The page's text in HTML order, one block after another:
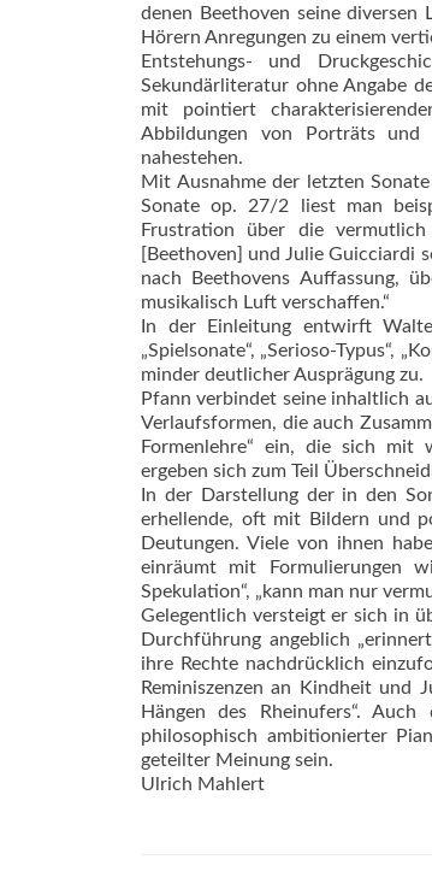
denen Beethoven seine
Hörern Anregungen zu einem
Entstehungs- und
Sekundärliteratur ohne Angabe
mit pointiert
Abbildungen von Porträts und
nahestehen.
Mit Ausnahme der letzten
Sonate op. 27/2 liest man
Frustration über die
[Beethoven] und Julie Guicciardi
nach Beethovens Auffassung,
musikalisch Luft verschaffen.“
In der Einleitung entwirft
„Spielsonate“, „Serioso-Typus“,
minder deutlicher Ausprägung zu.
Pfann verbindet seine inhaltlich
Verlaufsformen, die auch
Formenlehre“ ein, die sich mit
ergeben sich zum Teil
In der Darstellung der in den
erhellende, oft mit Bildern und
Deutungen. Viele von ihnen
einräumt mit Formulierungen
Spekulation“, „kann man nur
Gelegentlich versteigt er sich in
Durchführung angeblich
ihre Rechte nachdrücklich
Reminiszenzen an Kindheit und
Hängen des Rheinufers“.
philosophisch ambitionierter
geteilter Meinung sein.
Ulrich Mahlert